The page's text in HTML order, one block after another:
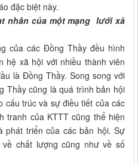
đặc biệt này.
nhân của một mạng l­­ưới xã
của các Đồng Thầy đều hình
hệ xã hội với nhiều thành viên
là Đồng Thầy. Song song với
Thầy cũng là quá trình bản hội
cấu trúc và sự điều tiết của các
tranh của KTTT cũng thể hiện
phát triển của các bản hội. Sự
chất lượng cũng như về số